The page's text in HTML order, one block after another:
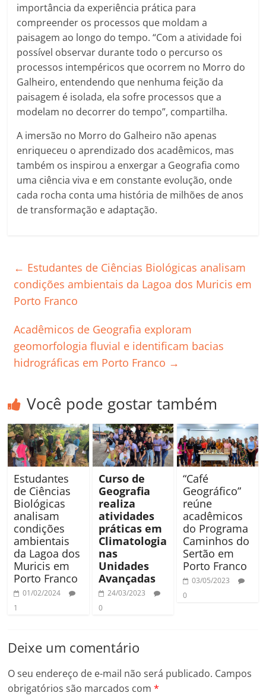
importância da experiência prática para
compreender os processos que moldam a
paisagem ao longo do tempo. “Com a atividade foi
possível observar durante todo o percurso os
processos intempéricos que ocorrem no Morro do
Galheiro, entendendo que nenhuma feição da
paisagem é isolada, ela sofre processos que a
modelam no decorrer do tempo”, compartilha.
A imersão no Morro do Galheiro não apenas
enriqueceu o aprendizado dos acadêmicos, mas
também os inspirou a enxergar a Geografia como
uma ciência viva e em constante evolução, onde
cada rocha conta uma história de milhões de anos
de transformação e adaptação.
← Estudantes de Ciências Biológicas analisam
condições ambientais da Lagoa dos Muricis em
Porto Franco
Acadêmicos de Geografia exploram
geomorfologia fluvial e identificam bacias
hidrográficas em Porto Franco →
Você pode gostar também
Estudantes
de Ciências
Biológicas
analisam
condições
ambientais
da Lagoa dos
Muricis em
Porto Franco
01/02/2024
1
Curso de
Geografia
realiza
atividades
práticas em
Climatologia
nas
Unidades
Avançadas
24/03/2023
0
“Café
Geográfico”
reúne
acadêmicos
do Programa
Caminhos do
Sertão em
Porto Franco
03/05/2023
0
Deixe um comentário
O seu endereço de e-mail não será publicado. Campos
obrigatórios são marcados com*